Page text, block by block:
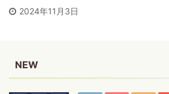
2024年11月3日
NEW